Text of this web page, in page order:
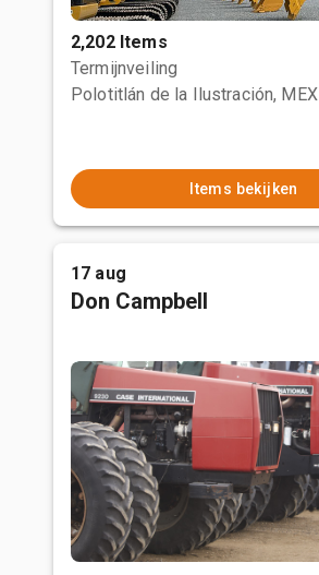
2,202 Items
Termijnveiling
Polotitlán de la Ilustración, MEX
Items bekijken
17 aug
Don Campbell